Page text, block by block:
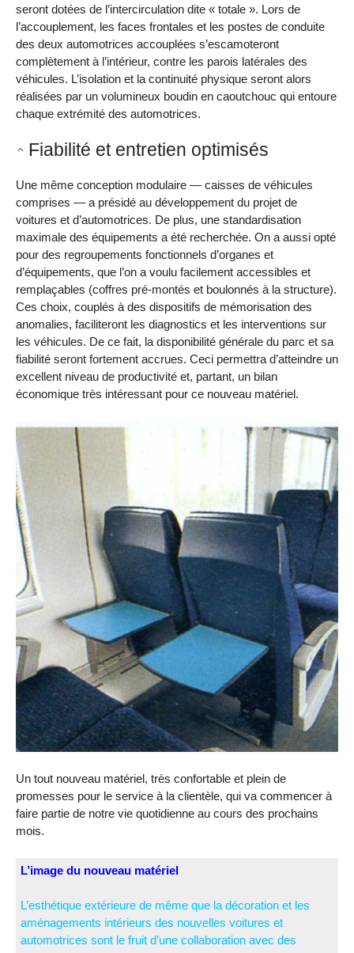
seront dotées de l’intercirculation dite « totale ». Lors de
l’accouplement, les faces frontales et les postes de conduite
des deux automotrices accouplées s’escamoteront
complètement à l’intérieur, contre les parois latérales des
véhicules. L’isolation et la continuité physique seront alors
réalisées par un volumineux boudin en caoutchouc qui entoure
chaque extrémité des automotrices.
Fiabilité et entretien optimisés
Une même conception modulaire — caisses de véhicules
comprises — a présidé au développement du projet de
voitures et d’automotrices. De plus, une standardisation
maximale des équipements a été recherchée. On a aussi opté
pour des regroupements fonctionnels d’organes et
d’équipements, que l’on a voulu facilement accessibles et
remplaçables (coffres pré-montés et boulonnés à la structure).
Ces choix, couplés à des dispositifs de mémorisation des
anomalies, faciliteront les diagnostics et les interventions sur
les véhicules. De ce fait, la disponibilité générale du parc et sa
fiabilité seront fortement accrues. Ceci permettra d’atteindre un
excellent niveau de productivité et, partant, un bilan
économique très intéressant pour ce nouveau matériel.
Un tout nouveau matériel, très confortable et plein de
promesses pour le service à la clientèle, qui va commencer à
faire partie de notre vie quotidienne au cours des prochains
mois.
L’image du nouveau matériel
L’esthétique extérieure de même que la décoration et les
aménagements intérieurs des nouvelles voitures et
automotrices sont le fruit d’une collaboration avec des